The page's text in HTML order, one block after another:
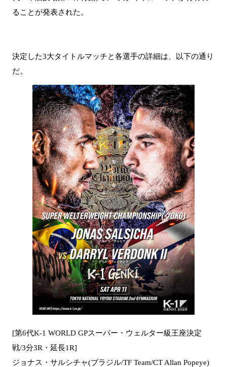
ることが発表された。
決定した3大タイトルマッチと各選手の詳細は、以下の通り
だ。
[第6代K-1 WORLD GPスーパー・ウェルター級王座決定
戦/3分3R・延長1R]
ジョナス・サルシチャ(ブラジル/TF Team/CT Allan Popeye)